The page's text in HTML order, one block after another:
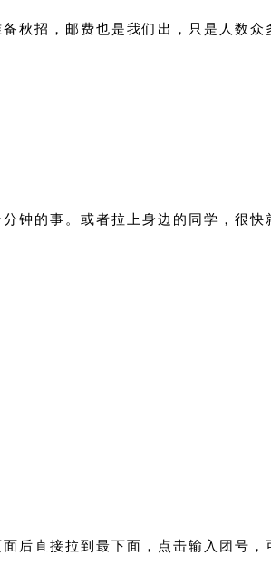
秋招，邮费也是我们出，只是人数
钟的事。或者拉上身边的同学，很快
后直接拉到最下面，点击输入团号，